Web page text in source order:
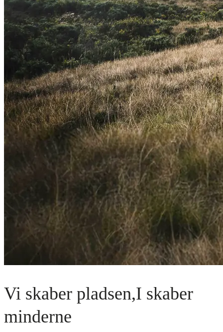
Vi skaber pladsen,I skaber
minderne